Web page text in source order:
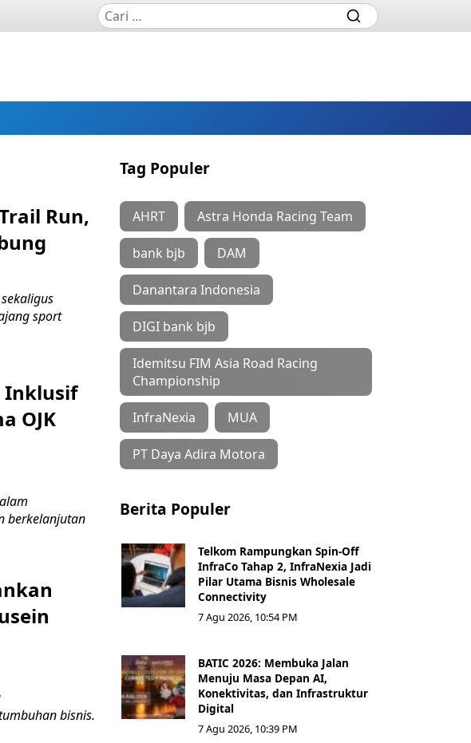
Run,
sport
Inklusif
OJK
berkelanjutan
bisnis.
Tag Populer
AHRT Astra Honda Racing Team
bank bjb DAM
Danantara Indonesia
DIGI bank bjb
Idemitsu FIM Asia Road Racing
Championship
InfraNexia MUA
PT Daya Adira Motora
Berita Populer
Telkom Rampungkan Spin-Off
InfraCo Tahap 2, InfraNexia Jadi
Pilar Utama Bisnis Wholesale
Connectivity
7 Agu 2026, 10:54 PM
BATIC 2026: Membuka Jalan
Menuju Masa Depan AI,
Konektivitas, dan Infrastruktur
Digital
7 Agu 2026, 10:39 PM